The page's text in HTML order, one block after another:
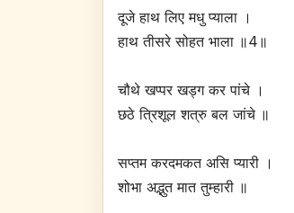
दूजे हाथ लिए मधु प्याला ।
हाथ तीसरे सोहत भाला ॥4॥
चौथे खप्पर खड्ग कर पांचे ।
छठे त्रिशूल शत्रु बल जांचे ॥
सप्तम करदमकत असि प्यारी ।
शोभा अद्भुत मात तुम्हारी ॥